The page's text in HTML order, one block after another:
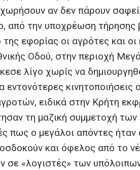
αν δεν πάρουν
από την υποχρέωση
εφορίας οι αγρότες και
Οδού, στην περιοχή
λίγο χωρίς να
εντονότερες κινητοποιήσεις
ειδικά στην Κρήτη
τη μαζική συμμετοχή
πως ο μεγάλοι απόντες ήταν
και όφελος από το
σε «λογιστές» των